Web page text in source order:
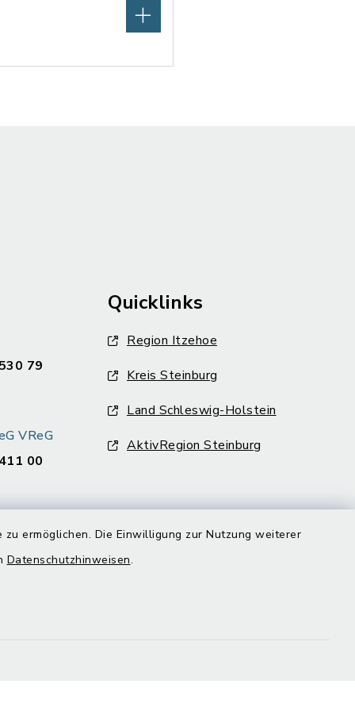
ermöglichen. Die Einwilligung zur Nutzung weiterer
Datenschutzhinweisen.
79
VReG
00
Quicklinks
Region Itzehoe
Kreis Steinburg
Land Schleswig-Holstein
AktivRegion Steinburg